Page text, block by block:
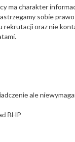
ma charakter
sobie
rekrutacji oraz nie
ale
BHP